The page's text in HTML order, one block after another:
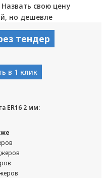
Назвать свою цену
но дешевле
тендер
в 1 клик
ER16 2 мм: